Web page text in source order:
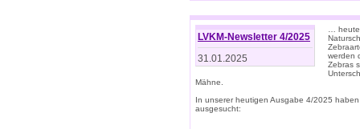
LVKM-Newsletter 4/2025
31.01.2025
…
werden
Zebras
Mähne.
In unserer heutigen Ausgabe 4/2025
ausgesucht: